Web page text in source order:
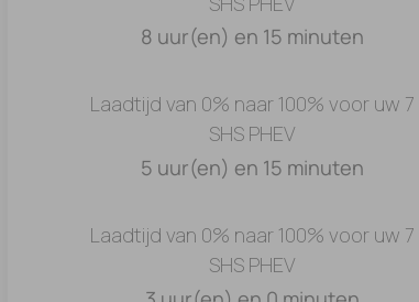
8 uur(en) en 15 minuten
Laadtijd van 0% naar 100% voor uw 7
SHS PHEV
5 uur(en) en 15 minuten
Laadtijd van 0% naar 100% voor uw 7
SHS PHEV